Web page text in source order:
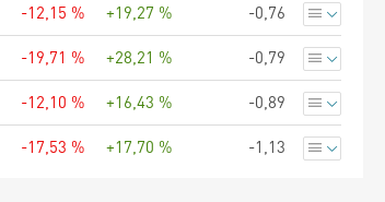
-12,15 % +19,27 % -0,76
-19,71 % +28,21 % -0,79
-12,10 % +16,43 % -0,89
-17,53 % +17,70 % -1,13